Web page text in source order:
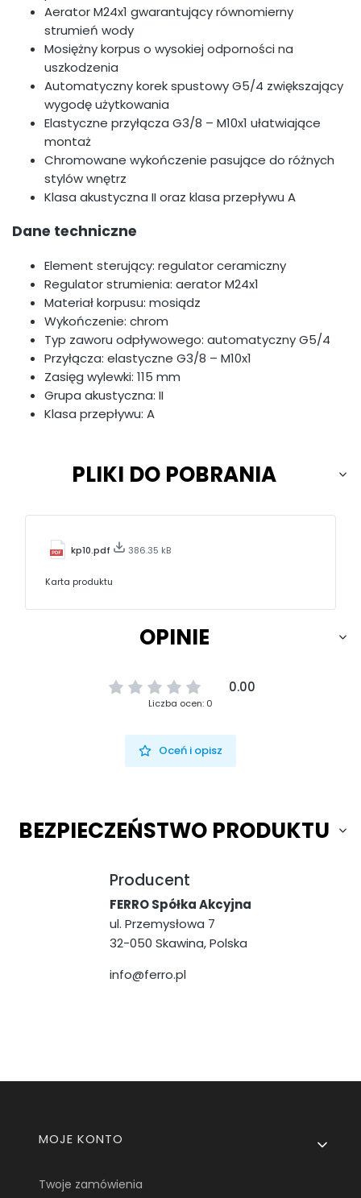
Aerator M24x1 gwarantujący równomierny
strumień wody
Mosiężny korpus o wysokiej odporności na
uszkodzenia
Automatyczny korek spustowy G5/4 zwiększający
wygodę użytkowania
Elastyczne przyłącza G3/8 – M10x1 ułatwiające
montaż
Chromowane wykończenie pasujące do różnych
stylów wnętrz
Klasa akustyczna II oraz klasa przepływu A
Dane techniczne
Element sterujący: regulator ceramiczny
Regulator strumienia: aerator M24x1
Materiał korpusu: mosiądz
Wykończenie: chrom
Typ zaworu odpływowego: automatyczny G5/4
Przyłącza: elastyczne G3/8 – M10x1
Zasięg wylewki: 115 mm
Grupa akustyczna: II
Klasa przepływu: A
PLIKI DO POBRANIA
kp10.pdf 386.35 kB
Karta produktu
OPINIE
0.00
Liczba ocen: 0
Oceń i opisz
BEZPIECZEŃSTWO PRODUKTU
Producent
FERRO Spółka Akcyjna
ul. Przemysłowa 7
32-050 Skawina, Polska
info@ferro.pl
Linki w stopce
MOJE KONTO
Twoje zamówienia